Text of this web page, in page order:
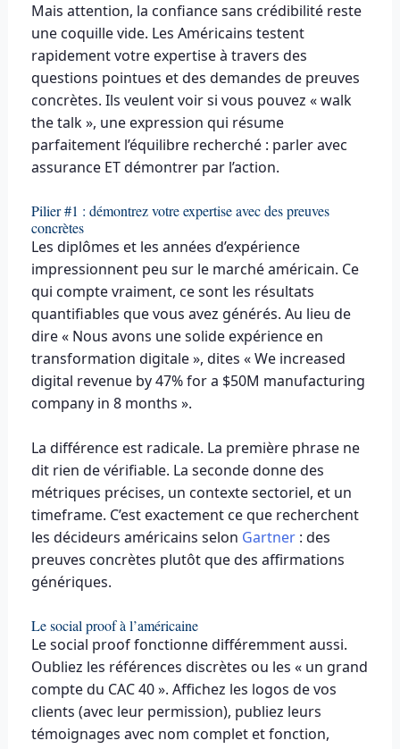
Mais attention, la confiance sans crédibilité reste
une coquille vide. Les Américains testent
rapidement votre expertise à travers des
questions pointues et des demandes de preuves
concrètes. Ils veulent voir si vous pouvez « walk
the talk », une expression qui résume
parfaitement l’équilibre recherché : parler avec
assurance ET démontrer par l’action.
Pilier #1 : démontrez votre expertise avec des preuves
concrètes
Les diplômes et les années d’expérience
impressionnent peu sur le marché américain. Ce
qui compte vraiment, ce sont les résultats
quantifiables que vous avez générés. Au lieu de
dire « Nous avons une solide expérience en
transformation digitale », dites « We increased
digital revenue by 47% for a $50M manufacturing
company in 8 months ».
La différence est radicale. La première phrase ne
dit rien de vérifiable. La seconde donne des
métriques précises, un contexte sectoriel, et un
timeframe. C’est exactement ce que recherchent
les décideurs américains selon Gartner: des
preuves concrètes plutôt que des affirmations
génériques.
Le social proof à l’américaine
Le social proof fonctionne différemment aussi.
Oubliez les références discrètes ou les « un grand
compte du CAC 40 ». Affichez les logos de vos
clients (avec leur permission), publiez leurs
témoignages avec nom complet et fonction,